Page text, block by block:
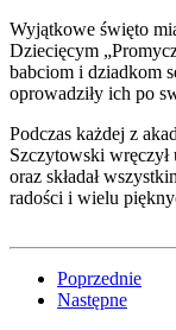
Wyjątkowe święto
Dziecięcym
babciom i dziadkom
oprowadziły ich po
Podczas każdej z
Szczytowski
oraz składał
radości i wielu
Poprzednie
Następne